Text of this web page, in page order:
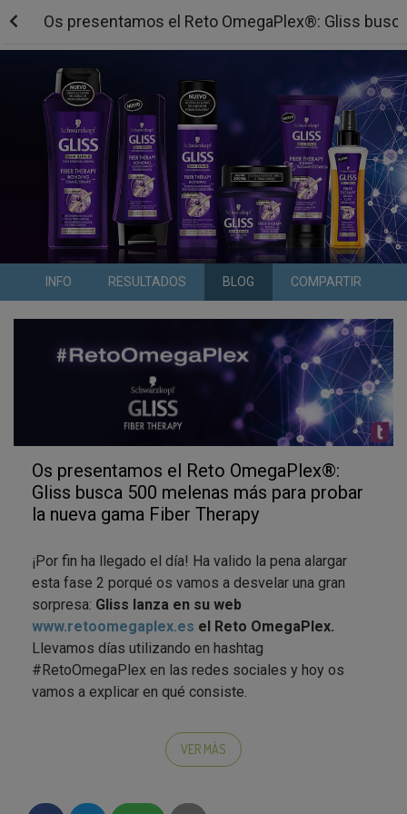
Os presentamos el Reto OmegaPlex®: Gliss
INFO RESULTADOS BLOG COMPARTIR
Os presentamos el Reto OmegaPlex®:
Gliss busca 500 melenas más para probar
la nueva gama Fiber Therapy
¡Por fin ha llegado el día! Ha valido la pena alargar
esta fase 2 porqué os vamos a desvelar una gran
sorpresa: Gliss lanza en su web
www.retoomegaplex.es el Reto OmegaPlex.
Llevamos días utilizando en hashtag
#RetoOmegaPlex en las redes sociales y hoy os
vamos a explicar en qué consiste.
Testamus, buscamos 1.000 embajadoras que prueben
y opinen sobre el champú, el acondicionador express
VER MÁS